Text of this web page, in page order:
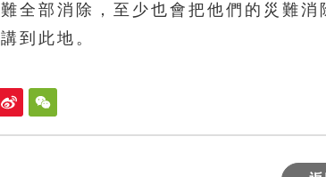
全部消除，至少也會把他們的災難
到此地。
Sina
Weibo